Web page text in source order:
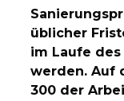
üblicher
im Laufe
werden. Auf
300 der